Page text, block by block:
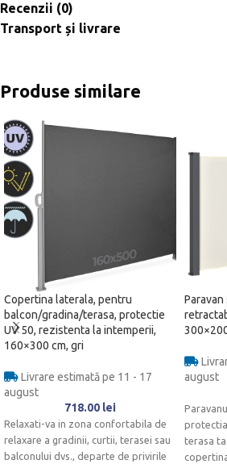
Recenzii (0)
Transport și livrare
Produse similare
Copertina laterala, pentru
balcon/gradina/terasa, protectie
UV 50, rezistenta la intemperii,
160×300 cm, gri
Livrare estimată pe 11 - 17
august
718.00 lei
Relaxati-va in zona confortabila de
relaxare a gradinii, curtii, terasei sau
balconului dvs., departe de privirile
august
terasa